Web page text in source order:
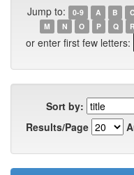
Jump to: 0-9 A B C
M
N O P Q R
or enter first few letters:
Sort by:
Results/Page